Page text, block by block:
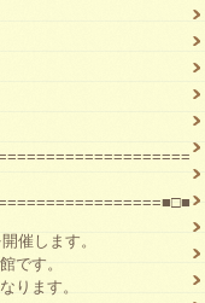
催します。
です。
ります。